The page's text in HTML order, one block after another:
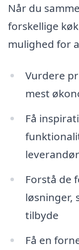
Når du
forskellige
mulighed for
Vurdere
mest
Få
Forstå de
løsninger,
tilbyde
Få en